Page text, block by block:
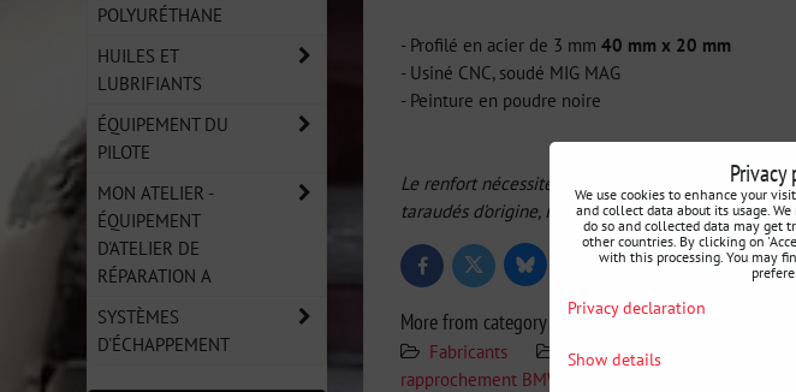
- Profilé en acier de 3 mm 40 mm x 20 mm
- Usiné CNC, soudé MIG MAG
- Peinture en poudre noire
Le renfort nécessite la COUPE de la garniture, si
taraudés d'origine, il n'est donc pas nécessaire de
FacebookTwitter Bluesky Reddit LinkedIn WhatsApp
E-
More from category
Fabricants Swagier Recherche
rapprochement BMW E9X E8X
POLYURÉTHANE
HUILES ET
LUBRIFIANTS
ÉQUIPEMENT DU
PILOTE
MON ATELIER -
ÉQUIPEMENT
D'ATELIER DE
RÉPARATION A
SYSTÈMES
D'ÉCHAPPEMENT
Privacy
We use cookies to enhance your
and collect data about its usage.
do so and collected data may get
other countries. By clicking on
with this processing. You may
Privacy declaration
Show details